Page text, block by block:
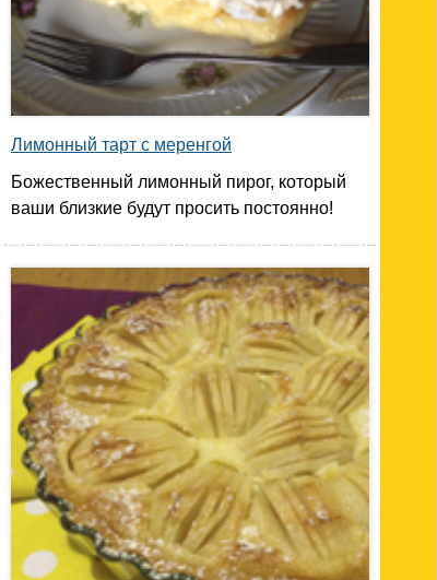
Лимонный тарт с меренгой
Божественный лимонный пирог, который
ваши близкие будут просить постоянно!